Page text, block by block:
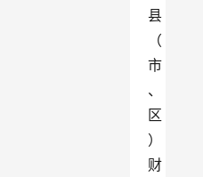
县
（
市
、
区
）
财